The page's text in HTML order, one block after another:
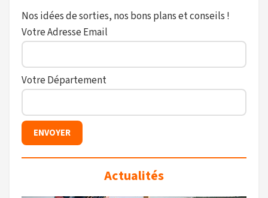
Nos idées de sorties, nos bons plans et conseils !
Votre Adresse Email
Votre Département
Actualités